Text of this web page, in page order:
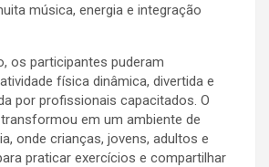
música, energia e integração
os participantes puderam
física dinâmica, divertida e
por profissionais capacitados. O
em um ambiente de
onde crianças, jovens, adultos e
praticar exercícios e compartilhar